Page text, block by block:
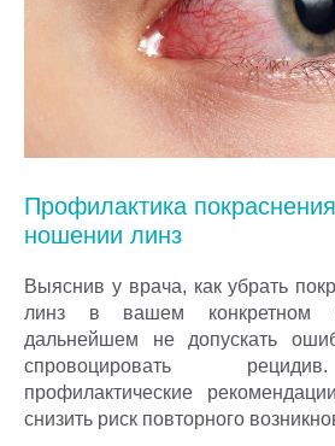
Профилактика
ношении линз
Выяснив у врача, как убрать
линз в вашем конкретном
дальнейшем не допускать
спровоцировать
профилактические
снизить риск повторного